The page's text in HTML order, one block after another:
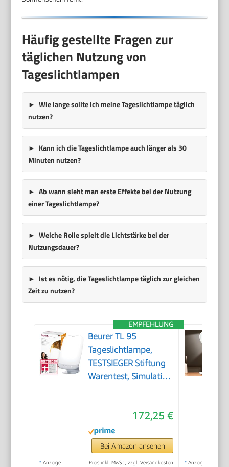
Häufig gestellte Fragen zur
täglichen Nutzung von
Tageslichtlampen
Wie lange sollte ich meine Tageslichtlampe täglich
nutzen?
Kann ich die Tageslichtlampe auch länger als 30
Minuten nutzen?
Ab wann sieht man erste Effekte bei der Nutzung
einer Tageslichtlampe?
Welche Rolle spielt die Lichtstärke bei der
Nutzungsdauer?
Ist es nötig, die Tageslichtlampe täglich zur gleichen
Zeit zu nutzen?
EMPFEHLUNG
Beurer TL 95
Tageslichtlampe,
TESTSIEGER Stiftung
Warentest, Simulation
Tageslichtleuchte bei
Lichtmangelerscheinungen,
SunLike® LED-
Technologie, mit
172,25 €
Bei Amazon ansehen
* Anzeige Preis inkl. MwSt., zzgl. Versandkosten * Anzeige